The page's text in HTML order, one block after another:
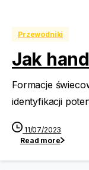
Przewodniki
Jak
Formacje
identyfikacji
11/07/2023
Read more